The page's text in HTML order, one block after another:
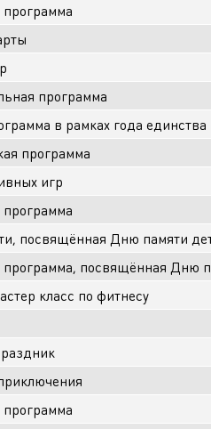
программа
в рамках года
программа
игр
посвящённая Дню памяти
программа, посвящённая Дню
класс по фитнесу